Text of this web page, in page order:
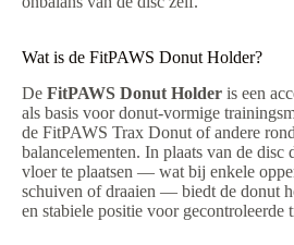
Wat is de FitPAWS Donut Holder?
De FitPAWS Donut Holder is een
als basis voor donut-vormige
de FitPAWS Trax Donut of andere
balancelementen. In plaats van de disc
vloer te plaatsen — wat bij enkele
schuiven of draaien — biedt de donut
en stabiele positie voor gecontroleerde